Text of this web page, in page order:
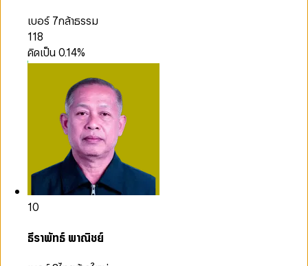
เบอร์ 7กล้าธรรม
118
คิดเป็น0.14%
10
ธีราพัทธ์ พาณิชย์